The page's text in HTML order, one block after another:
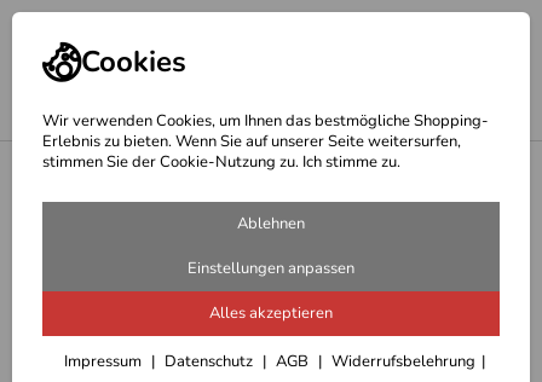
Cookies
Wir verwenden Cookies, um Ihnen das bestmögliche Shopping-
Erlebnis zu bieten. Wenn Sie auf unserer Seite weitersurfen,
stimmen Sie der Cookie-Nutzung zu. Ich stimme zu.
Ablehnen
Einstellungen anpassen
Alles akzeptieren
Impressum Datenschutz AGB
Widerrufsbelehrung
Outdoor T-Shirts/Blusen/Pullover Damen